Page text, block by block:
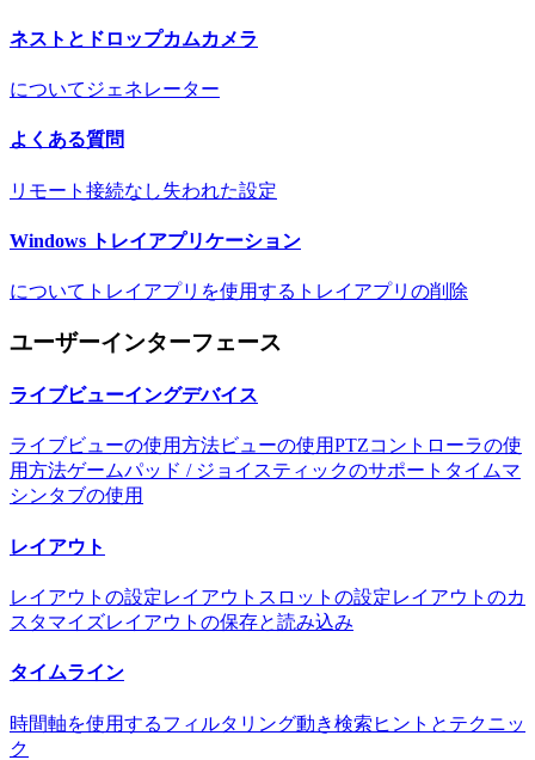
ネストとドロップカムカメラ
について ジェネレーター
よくある質問
リモート接続なし失われた設定
Windows トレイアプリケーション
について トレイアプリを使用する トレイアプリの削除
ユーザーインターフェース
ライブビューイングデバイス
ライブビューの使用方法ビューの使用PTZコントローラの使
用方法ゲームパッド / ジョイスティックのサポート タイムマ
シンタブの使用
レイアウト
レイアウトの設定レイアウトスロットの設定レイアウトのカ
スタマイズレイアウトの保存と読み込み
タイムライン
時間軸を使用するフィルタリング動き検索 ヒントとテクニッ
ク